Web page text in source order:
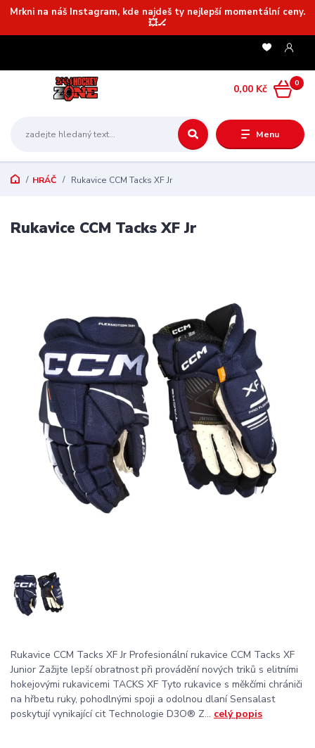
Mrkni na náš Instagram, kde najdeš ty nejlepší momentální ceny.
💥🏒
Menu
0
0,00 Kč
HRÁČ Rukavice CCM Tacks XF Jr
Rukavice CCM Tacks XF Jr
Rukavice CCM Tacks XF Jr Profesionální rukavice CCM Tacks XF
Junior Zažijte lepší obratnost při provádění nových triků s elitními
hokejovými rukavicemi TACKS XF Tyto rukavice s měkčími chrániči
na hřbetu ruky, pohodlnými spoji a odolnou dlaní Sensalast
poskytují vynikající cit Technologie D3O® Z... celý popis